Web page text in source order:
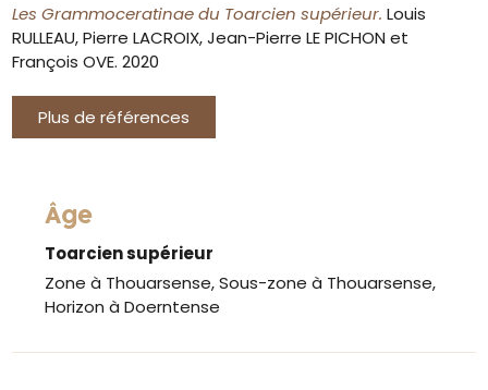
Les Grammoceratinae du Toarcien supérieur.Louis
RULLEAU, Pierre LACROIX, Jean-Pierre LE PICHON et
François OVE. 2020
Plus de références
Âge
Toarcien supérieur
Zone à Thouarsense, Sous-zone à Thouarsense,
Horizon à Doerntense